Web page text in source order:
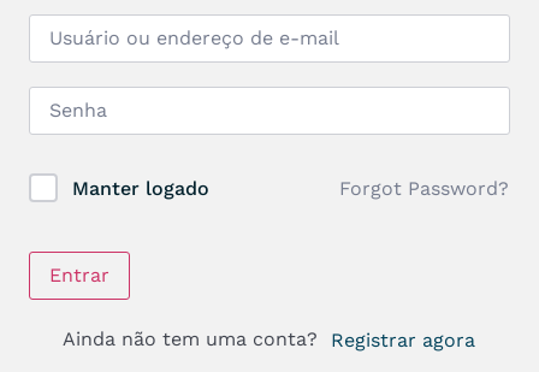
Manter logado Forgot Password?
Entrar
Ainda não tem uma conta? Registrar agora